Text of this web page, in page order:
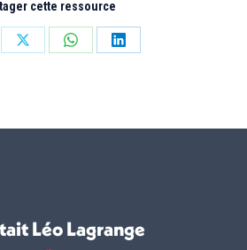
cette ressource
PartagerPartagerPartager
Léo Lagrange